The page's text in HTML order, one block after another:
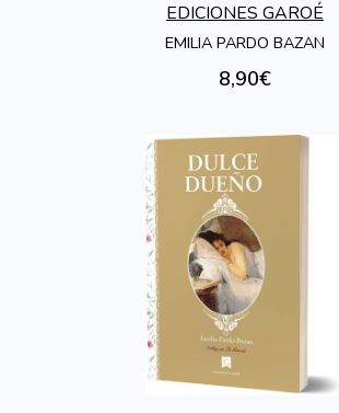
EDICIONES GAROÉ
EMILIA PARDO BAZAN
8,90€